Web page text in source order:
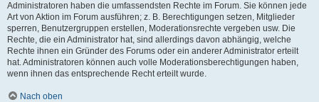
Administratoren haben die umfassendsten Rechte im Forum. Sie können jede
Art von Aktion im Forum ausführen; z. B. Berechtigungen setzen, Mitglieder
sperren, Benutzergruppen erstellen, Moderationsrechte vergeben usw. Die
Rechte, die ein Administrator hat, sind allerdings davon abhängig, welche
Rechte ihnen ein Gründer des Forums oder ein anderer Administrator erteilt
hat. Administratoren können auch volle Moderationsberechtigungen haben,
wenn ihnen das entsprechende Recht erteilt wurde.
Nach oben